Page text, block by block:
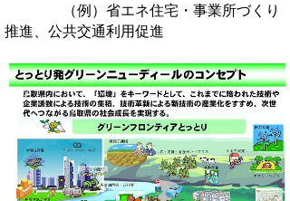
（例）省エネ住宅・事業所づくり
推進、公共交通利用促進